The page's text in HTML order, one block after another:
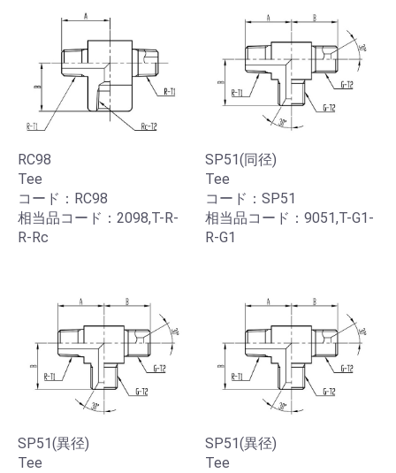
RC98
Tee
コード：RC98
相当品コード：2098,T-R-
R-Rc
SP51(同径)
Tee
コード：SP51
相当品コード：9051,T-G1-
R-G1
SP51(異径)
Tee
SP51(異径)
Tee
お買い物を続ける